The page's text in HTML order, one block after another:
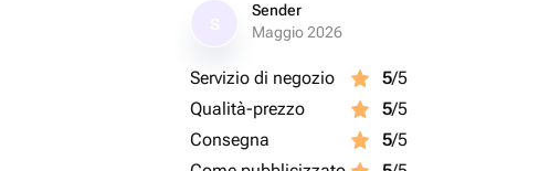
Sender
Maggio 2026
Servizio di negozio 5/5
Qualità-prezzo
5/5
Consegna
5/5